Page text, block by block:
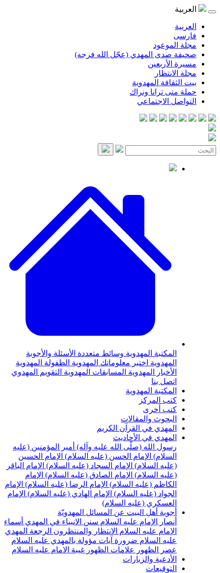
المهدي (عجّل الله فرجه)
المهدوية
ترانا ونراك
الاجتماعي
المهدويةوسائط متعددةالأسئلة والأجوبة
اختبر معلوماتك المهدويةالطفولة المهدوية
المهدويةالمسابقات المهدويةالتقويم المهدوي
المهدوية
والمقالات
في القرآن الكريم
في الأحاديث
الله (صلّى الله عليه وآله) أمير المؤمنين (عليه
الإمام الحسن (عليه السلام) الإمام الحسين
الإمام السجاد (عليه السلام) الإمام الباقر
الإمام الصادق (عليه السلام) الإمام
(عليه السلام) الإمام الرضا (عليه السلام) الإمام
(عليه السلام) الإمام الهادي (عليه السلام) الإمام
(عليه السلام)
أهل البيت عن المسائل المهدويّة
الإمام عليه السلامسنن الانبياء في المهديأسماء
عليه السلامالانتظار والمنتظرونالرجعةالمهدي
السلام ضرورة آيات مؤولة بالمهدي عليه السلام
علامات الظهورغيبة الامام عليه السلام
والزيارات